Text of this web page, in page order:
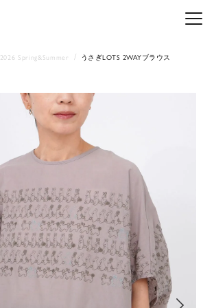
メニ
2026 Spring&Summer うさぎLOTS 2WAYブラウス